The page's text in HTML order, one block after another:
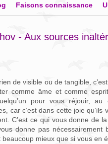
Faisons connaissance
- Aux sources
de visible ou de tangible,
comme âme et comme
pour vous réjouir, au
car c’est dans cette joie
C’est ce qui vous donne de
donne pas nécessairement
mieux que si vous en